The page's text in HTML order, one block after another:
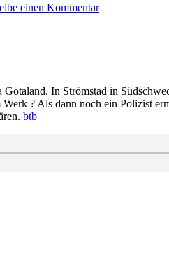
einen KommentarMattias
In Strömstad in
? Als dann noch ein Polizist
btb